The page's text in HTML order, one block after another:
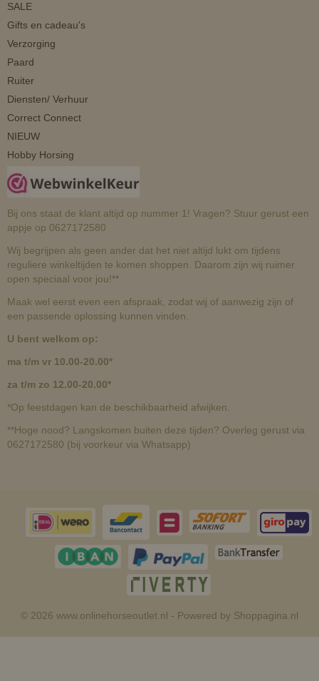
SALE
Gifts en cadeau's
Verzorging
Paard
Ruiter
Diensten/ Verhuur
Correct Connect
NIEUW
Hobby Horsing
Bij ons staat de klant altijd op nummer 1! Vragen? Stuur gerust een
appje op 0627172580
Wij begrijpen als geen ander dat het niet altijd lukt om tijdens
reguliere winkeltijden te komen shoppen. Daarom zijn wij ruimer
open speciaal voor jou!**
Maak wel eerst even een afspraak, zodat wij of aanwezig zijn of
een passende oplossing kunnen vinden.
U bent welkom op:
ma t/m vr 10.00-20.00*
za t/m zo 12.00-20.00*
*Op feestdagen kan de beschikbaarheid afwijken.
**Hoge nood? Langskomen buiten deze tijden? Overleg gerust via
0627172580 (bij voorkeur via Whatsapp)
© 2026 www.onlinehorseoutlet.nl - Powered by Shoppagina.nl